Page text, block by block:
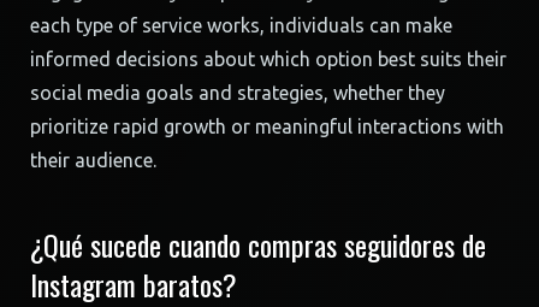
each type of service works, individuals can make
informed decisions about which option best suits their
social media goals and strategies, whether they
prioritize rapid growth or meaningful interactions with
their audience.
¿Qué sucede cuando compras seguidores de
Instagram baratos?